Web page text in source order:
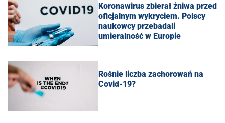
Koronawirus zbierał żniwa przed
oficjalnym wykryciem. Polscy
naukowcy przebadali
umieralność w Europie
Rośnie liczba zachorowań na
Covid-19?